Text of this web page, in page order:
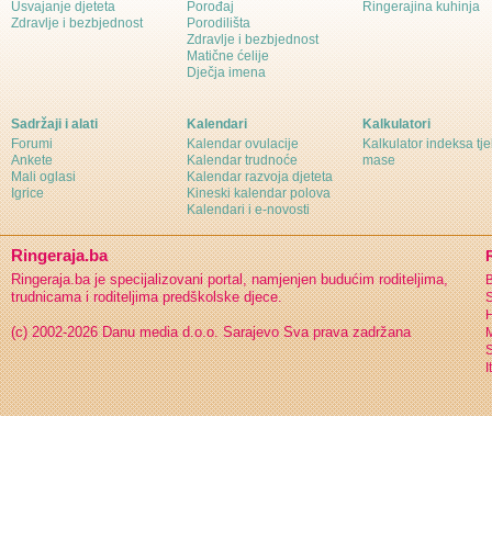
Usvajanje djeteta
Zdravlje i bezbjednost
Porođaj
Porodilišta
Zdravlje i bezbjednost
Matične ćelije
Dječja imena
Ringerajina kuhinja
Sadržaji i alati
Forumi
Ankete
Mali oglasi
Igrice
Kalendari
Kalendar ovulacije
Kalendar trudnoće
Kalendar razvoja djeteta
Kineski kalendar polova
Kalendari i e-novosti
Kalkulatori
Kalkulator indeksa
mase
Ringeraja.ba
Ringeraja.ba je specijalizovani portal, namjenjen budućim roditeljima,
trudnicama i roditeljima predškolske djece.
(c) 2002-2026 Danu media d.o.o. Sarajevo Sva prava zadržana